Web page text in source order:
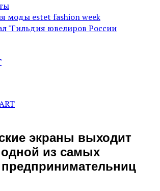
моды estet fashion week
"Гильдия ювелиров России
экраны выходит
из самых